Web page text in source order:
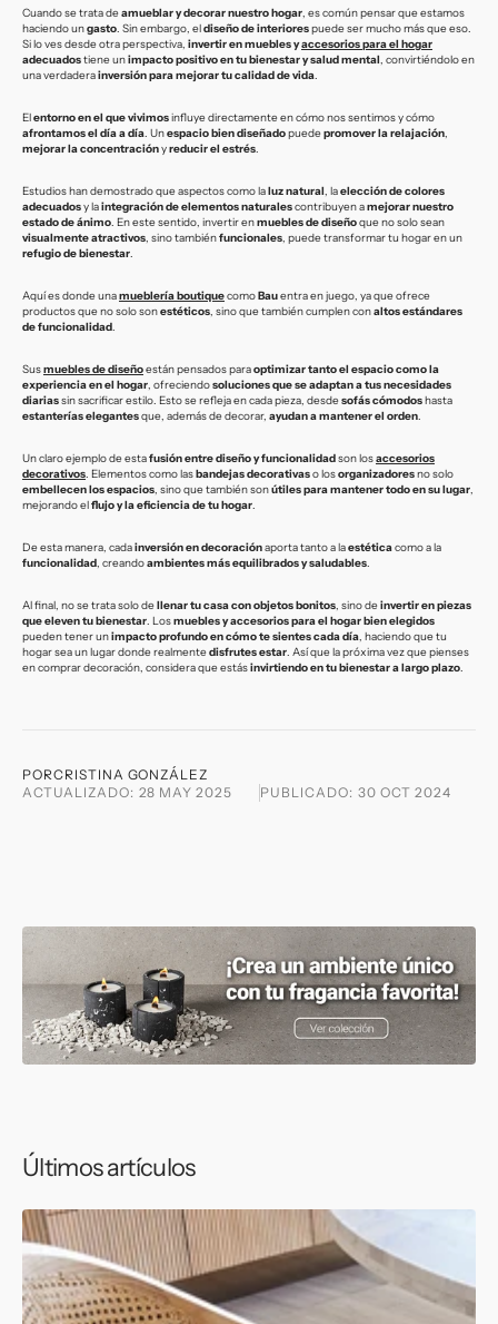
Cuando se trata deamueblar y decorar nuestro hogar, es común pensar que estamos
haciendo ungasto. Sin embargo, eldiseño de interiorespuede ser mucho más que eso.
Si lo ves desde otra perspectiva, invertir en muebles yaccesorios para el hogar
adecuadostiene unimpacto positivo en tu bienestar y salud mental, convirtiéndolo en
una verdaderainversión para mejorar tu calidad de vida.
Elentorno en el que vivimosinfluye directamente en cómo nos sentimos y cómo
afrontamos el día a día. Unespacio bien diseñadopuedepromover la relajación,
mejorar la concentraciónyreducir el estrés.
Estudios han demostrado que aspectos como laluz natural, laelección de colores
adecuadosy laintegración de elementos naturalescontribuyen amejorar nuestro
estado de ánimo. En este sentido, invertir enmuebles de diseñoque no solo sean
visualmente atractivos, sino tambiénfuncionales, puede transformar tu hogar en un
refugio de bienestar.
Aquí es donde unamueblería boutiquecomoBauentra en juego, ya que ofrece
productos que no solo sonestéticos, sino que también cumplen conaltos estándares
de funcionalidad.
Susmuebles de diseñoestán pensados paraoptimizar tanto el espacio como la
experiencia en el hogar, ofreciendosoluciones que se adaptan a tus necesidades
diariassin sacrificar estilo. Esto se refleja en cada pieza, desdesofás cómodoshasta
estanterías elegantesque, además de decorar, ayudan a mantener el orden.
Un claro ejemplo de estafusión entre diseño y funcionalidadson losaccesorios
decorativos. Elementos como lasbandejas decorativaso losorganizadoresno solo
embellecen los espacios, sino que también sonútiles para mantener todo en su lugar,
mejorando elflujo y la eficiencia de tu hogar.
De esta manera, cadainversión en decoraciónaporta tanto a laestéticacomo a la
funcionalidad, creandoambientes más equilibrados y saludables.
Al final, no se trata solo dellenar tu casa con objetos bonitos, sino deinvertir en piezas
que eleven tu bienestar. Losmuebles y accesorios para el hogar bien elegidos
pueden tener unimpacto profundo en cómo te sientes cada día, haciendo que tu
hogar sea un lugar donde realmentedisfrutes estar. Así que la próxima vez que pienses
en comprar decoración, considera que estásinvirtiendo en tu bienestar a largo plazo.
PORCRISTINA GONZÁLEZ
ACTUALIZADO: 28 MAY 2025 PUBLICADO: 30 OCT 2024
Últimos artículos